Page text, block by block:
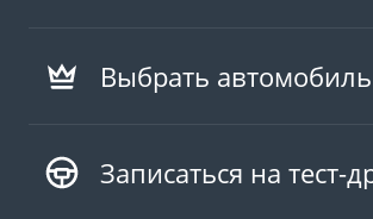
Выбрать автомобиль
Записаться на тест-